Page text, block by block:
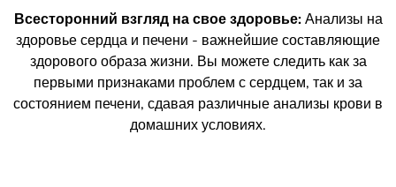
Всесторонний взгляд на свое здоровье:Анализы на
здоровье сердца и печени - важнейшие составляющие
здорового образа жизни. Вы можете следить как за
первыми признаками проблем с сердцем, так и за
состоянием печени, сдавая различные анализы крови в
домашних условиях.